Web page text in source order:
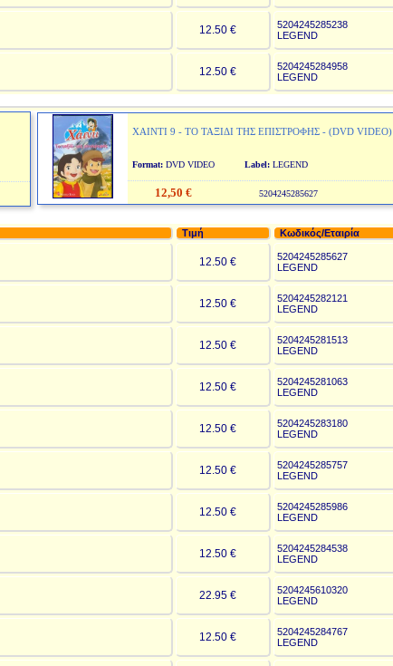
12.50 €
5204245285238
LEGEND
12.50 €
5204245284958
LEGEND
ΧΑΙΝΤΙ 9 - ΤΟ ΤΑΞΙΔΙ ΤΗΣ ΕΠΙΣΤΡΟΦΗΣ - (DVD VIDEO)
Format:DVD VIDEO Label:LEGEND
12,50 € 5204245285627
Τιμή Κωδικός/Εταιρία
12.50 €
5204245285627
LEGEND
12.50 €
5204245282121
LEGEND
12.50 €
5204245281513
LEGEND
12.50 €
5204245281063
LEGEND
12.50 €
5204245283180
LEGEND
12.50 €
5204245285757
LEGEND
12.50 €
5204245285986
LEGEND
12.50 €
5204245284538
LEGEND
22.95 €
5204245610320
LEGEND
12.50 €
5204245284767
LEGEND